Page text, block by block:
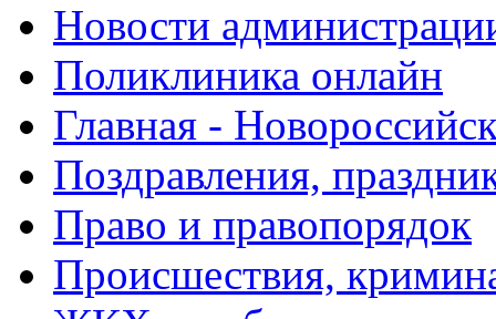
Новости
Поликлиника онлайн
Главная -
Поздравления,
Право и правопорядок
Происшествия,